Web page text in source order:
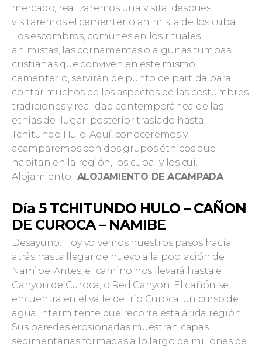
mercado, realizaremos una visita, después
visitaremos el cementerio animista de los cubal.
Los escombros, comunes en los rituales
animistas, las cornamentas o algunas tumbas
cristianas que conviven en este mismo
cementerio, servirán de punto de partida para
contar muchos de los aspectos de las costumbres,
tradiciones y realidad contemporánea de las
etnias del lugar. posterior traslado hasta
Tchitundo Hulo. Aquí, conoceremos y
acamparemos con dos grupos étnicos que
habitan en la región, los cubal y los cui.
Alojamiento : ALOJAMIENTO DE ACAMPADA
Día 5 TCHITUNDO HULO – CAÑON
DE CUROCA– NAMIBE
Desayuno. Hoy volvemos nuestros pasos hacía
atrás hasta llegar de nuevo a la población de
Namibe. Antes, el camino nos llevará hasta el
Canyon de Curoca, o Red Canyon. El cañón se
encuentra en el valle del río Curoca, un curso de
agua intermitente que recorre esta árida región.
Sus paredes erosionadas muestran capas
sedimentarias formadas a lo largo de millones de